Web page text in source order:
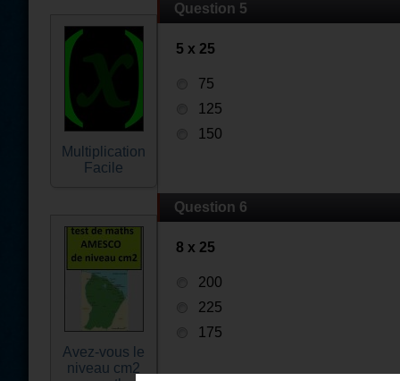
Multiplication
Facile
Avez-vous le
niveau cm2
Question 5
5 x 25
75
125
150
Question 6
8 x 25
200
225
175